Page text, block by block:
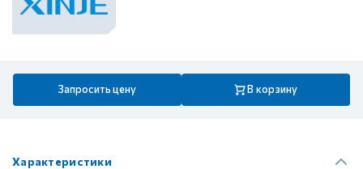
Запросить цену В корзину
Характеристики